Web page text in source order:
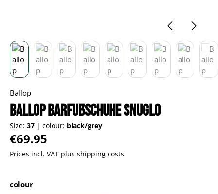
Ballop
Ballop Barfußschuhe Snuglo
Size: 37 | colour: black/grey
Regular price:
€69.95
Prices incl. VAT plus shipping costs
Select
colour